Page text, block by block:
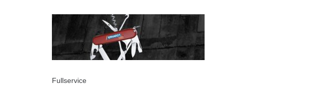
Fullservice